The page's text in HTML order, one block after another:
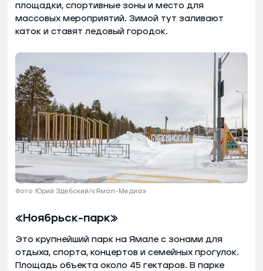
площадки, спортивные зоны и место для
массовых мероприятий. Зимой тут заливают
каток и ставят ледовый городок.
Фото: Юрий Здебский/«Ямал-Медиа»
«Ноябрьск-парк»
Это крупнейший парк на Ямале с зонами для
отдыха, спорта, концертов и семейных прогулок.
Площадь объекта около 45 гектаров. В парке